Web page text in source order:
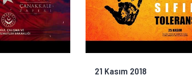
21 Kasım 2018